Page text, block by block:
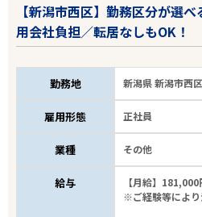
【新潟市西区】勤務区分が選
用会社負担／転居なしもOK！
勤務地 新潟県 新潟市西
雇用形態 正社員
業種 その他
給与
【月給】
※ご経験等により